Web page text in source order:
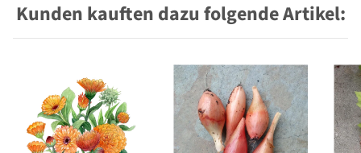
Kunden kauften dazu folgende Artikel: